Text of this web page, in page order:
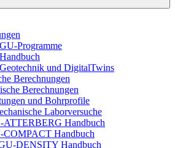
Programme
und DigitalTwins
Berechnungen
Berechnungen
und Bohrprofile
Laborversuche
ATTERBERG Handbuch
COMPACT Handbuch
DENSITY Handbuch